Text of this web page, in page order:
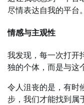
尽情表达自我的平台。
情感与主观性
我发现，每一次打开
独的个体，而是与这
令人沮丧的是，有时
步，我们才能找到属